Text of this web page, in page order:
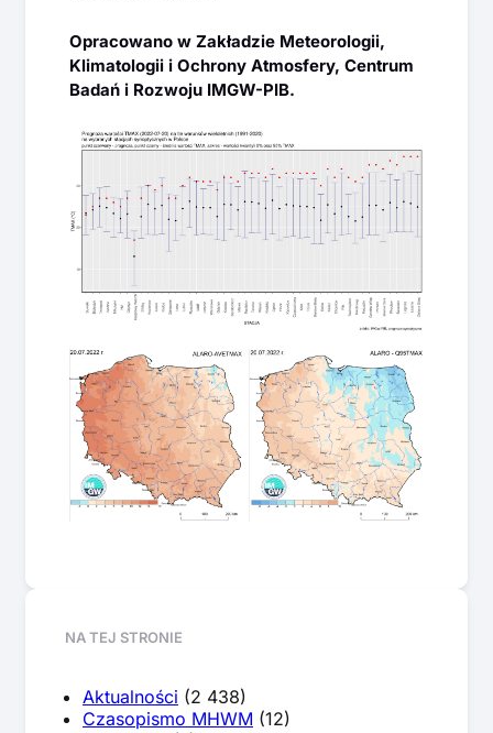
Opracowano w Zakładzie Meteorologii,
Klimatologii i Ochrony Atmosfery, Centrum
Badań i Rozwoju IMGW-PIB.
NA TEJ STRONIE
Aktualności (2 438)
Czasopismo MHWM (12)